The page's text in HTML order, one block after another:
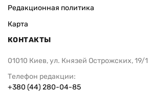
Редакционная политика
Карта
КОНТАКТЫ
01010 Киев, ул. Князей Острожских, 19/1
Телефон редакции:
+380 (44) 280-04-85